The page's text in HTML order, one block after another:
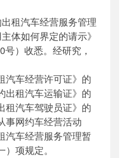
络预约出租车;经营;服
务;...
租汽车经营服务管理
体如何界定的请示》
号）收悉。经研究，
车经营许可证》的
出租汽车运输证》的
租汽车驾驶员证》的
事网约车经营活动
汽车经营服务管理暂
项规定。